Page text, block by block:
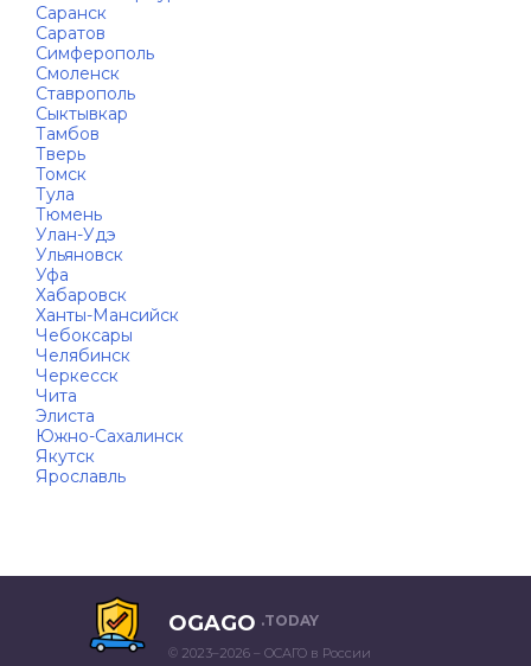
Саранск
Саратов
Симферополь
Смоленск
Ставрополь
Сыктывкар
Тамбов
Тверь
Томск
Тула
Тюмень
Улан-Удэ
Ульяновск
Уфа
Хабаровск
Ханты-Мансийск
Чебоксары
Челябинск
Черкесск
Чита
Элиста
Южно-Сахалинск
Якутск
Ярославль
OGAGO .TODAY
© 2023–2026 – ОСАГО в России